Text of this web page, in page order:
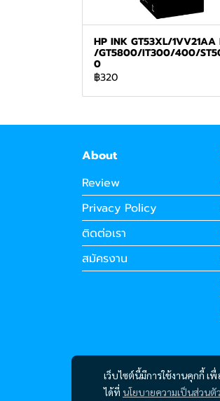
HP INK GT53XL/1VV21AA
/GT5800/IT300/400/
0
฿320
เว็บไซต์นี้มีการใช้งานคุกกี้ เ
ได้ที่ นโยบายความเป็นส่วนตัว
About
Review
Privacy Policy
ติดต่อเรา
สมัครงาน